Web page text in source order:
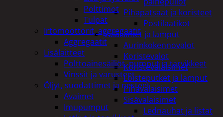
Pihapatsaat ja koristeet
Postilaatikot
Valaisimet ja lamput
Aurinkokennovalot
Koristevalot
Koristevalaisimet
Loisteputket ja lamput
Pihavalaisimet
Sisävalaisimet
Lednauhat ja listat
Polttimot
Tulpat
Irtomoottorit, aggregaatit
Aggregaatit
Lisälaitteet
Polttoainesäiliöt, pumput ja tarvikkeet
Vinssit ja varusteet
Öljyt, suodattimet ja nesteet
Avaimet
Imupumput